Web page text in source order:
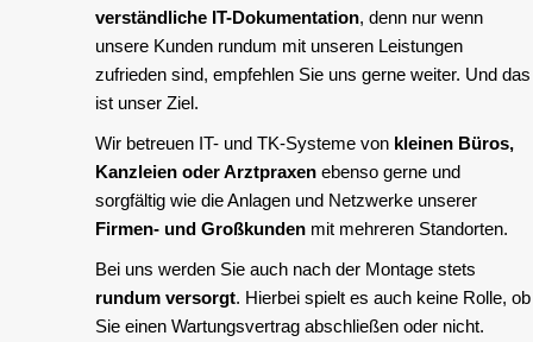
verständliche IT-Dokumentation, denn nur wenn
unsere Kunden rundum mit unseren Leistungen
zufrieden sind, empfehlen Sie uns gerne weiter. Und das
ist unser Ziel.
Wir betreuen IT- und TK-Systeme von kleinen Büros,
Kanzleien oder Arztpraxen ebenso gerne und
sorgfältig wie die Anlagen und Netzwerke unserer
Firmen- und Großkunden mit mehreren Standorten.
Bei uns werden Sie auch nach der Montage stets
rundum versorgt. Hierbei spielt es auch keine Rolle, ob
Sie einen Wartungsvertrag abschließen oder nicht.